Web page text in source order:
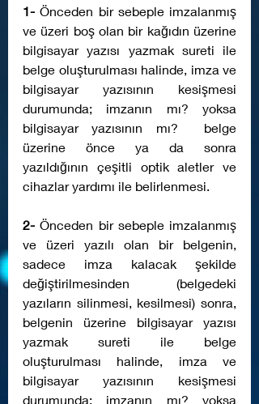
1- Önceden bir sebeple imzalanmış
ve üzeri boş olan bir kağıdın üzerine
bilgisayar yazısı yazmak sureti ile
belge oluşturulması halinde, imza ve
bilgisayar yazısının kesişmesi
durumunda; imzanın mı? yoksa
bilgisayar yazısının mı?  belge
üzerine önce ya da sonra
yazıldığının çeşitli optik aletler ve
cihazlar yardımı ile belirlenmesi.
2- Önceden bir sebeple imzalanmış
ve üzeri yazılı olan bir belgenin,
sadece imza kalacak şekilde
değiştirilmesinden (belgedeki
yazıların silinmesi, kesilmesi) sonra,
belgenin üzerine bilgisayar yazısı
yazmak sureti ile belge
oluşturulması halinde, imza ve
bilgisayar yazısının kesişmesi
durumunda; imzanın mı? yoksa